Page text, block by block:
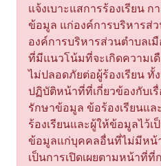
แจ้งเบาะแสการร้องเรียน
ข้อมูล แก่องค์การบริหารส่
องค์การบริหารส่วนตำบลเมื
ที่มีแนวโน้มที่จะเกิดความเ
ไม่ปลอดภัยต่อผู้ร้องเรียน ทั้
ปฏิบัติหน้าที่ที่เกี่ยวข้องกับเ
รักษาข้อมูล ข้อร้องเรียนแ
ร้องเรียนและผู้ให้ข้อมูลไว้เ
ข้อมูลแก่บุคคลอื่นที่ไม่มีหน้
เป็นการเปิดเผยตามหน้าที่